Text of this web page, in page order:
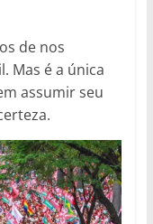
de nos
Mas é a única
assumir seu